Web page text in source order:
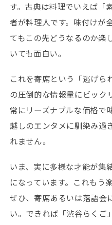
す。古典は料理でいえば「
者が料理人です。味付けが
てもこの先どうなるのか楽
いても面白い。
これを寄席という「逃げら
の圧倒的な情報量にビック
常にリーズナブルな価格で
越しのエンタメに馴染み過
れません。
いま、実に多様な才能が集
になっています。これもう
ぜひ、寄席あるいは落語会
い。できれば「渋谷らくご